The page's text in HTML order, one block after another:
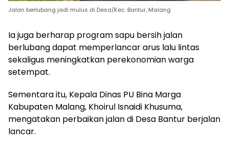
Jalan berlubang jadi mulus di Desa/Kec. Bantur, Malang
Ia juga berharap program sapu bersih jalan
berlubang dapat memperlancar arus lalu lintas
sekaligus meningkatkan perekonomian warga
setempat.
Sementara itu, Kepala Dinas PU Bina Marga
Kabupaten Malang, Khoirul Isnaidi Khusuma,
mengatakan perbaikan jalan di Desa Bantur berjalan
lancar.